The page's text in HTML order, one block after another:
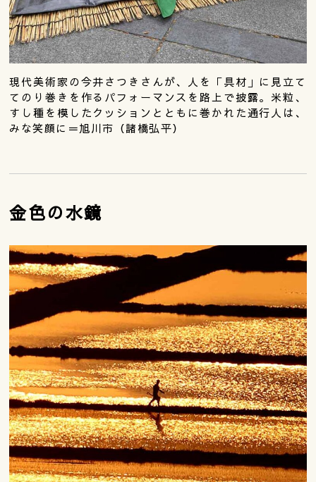
現代美術家の今井さつきさんが、人を「具材」に見立て
てのり巻きを作るパフォーマンスを路上で披露。米粒、
すし種を模したクッションとともに巻かれた通行人は、
みな笑顔に＝旭川市（諸橋弘平）
金色の水鏡